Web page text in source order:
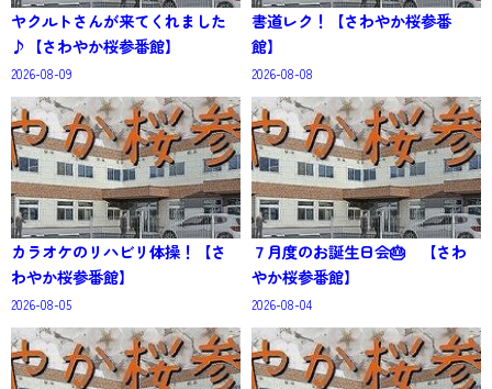
ヤクルトさんが来てくれました
♪【さわやか桜参番館】
2026-08-09
書道レク！【さわやか桜参番
館】
2026-08-08
カラオケのリハビリ体操！【さ
わやか桜参番館】
2026-08-05
７月度のお誕生日会🎂 【さわ
やか桜参番館】
2026-08-04